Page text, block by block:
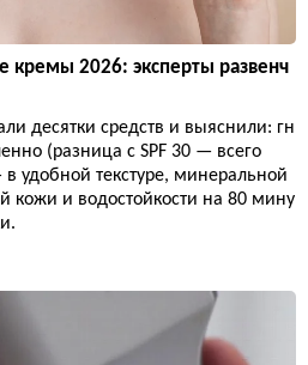
кремы 2026: эксперты развенч
десятки средств и выяснили: гн
(разница с SPF 30 — всего
удобной текстуре, минеральной
кожи и водостойкости на 80 мину